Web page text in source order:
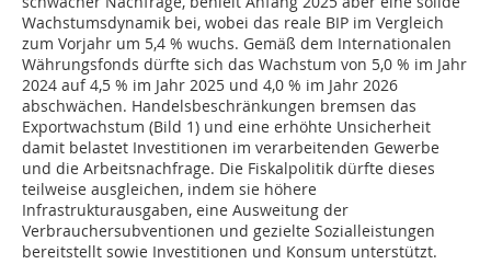
Wachstumsdynamik bei, wobei das reale BIP im Vergleich
zum Vorjahr um 5,4 % wuchs. Gemäß dem Internationalen
Währungsfonds dürfte sich das Wachstum von 5,0 % im Jahr
2024 auf 4,5 % im Jahr 2025 und 4,0 % im Jahr 2026
abschwächen. Handelsbeschränkungen bremsen das
Exportwachstum (Bild 1) und eine erhöhte Unsicherheit
damit belastet Investitionen im verarbeitenden Gewerbe
und die Arbeitsnachfrage. Die Fiskalpolitik dürfte dieses
teilweise ausgleichen, indem sie höhere
Infrastrukturausgaben, eine Ausweitung der
Verbrauchersubventionen und gezielte Sozialleistungen
bereitstellt sowie Investitionen und Konsum unterstützt.